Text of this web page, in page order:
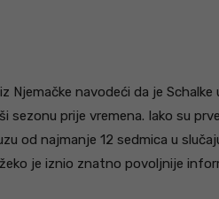
Njemačke navodeći da je
sezonu prije vremena. Iako su
od najmanje 12 sedmica u
je iznio znatno povoljnije